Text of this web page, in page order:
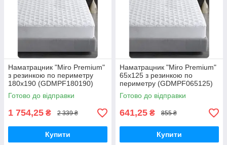
Наматрацник "Miro Premium"
з резинкою по периметру
180x190 (GDMPF180190)
Готово до відправки
1 754,25 ₴ 2 339 ₴
Купити
Наматрацник "Miro Premium"
65x125 з резинкою по
периметру (GDMPF065125)
Готово до відправки
641,25 ₴ 855 ₴
Купити